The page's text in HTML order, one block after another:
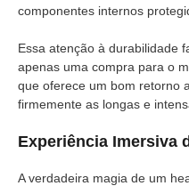
componentes internos
Essa atenção à durabilidade
apenas uma compra para o
que oferece um bom retorno
firmemente as longas e
Experiência Imersiva
A verdadeira magia de um